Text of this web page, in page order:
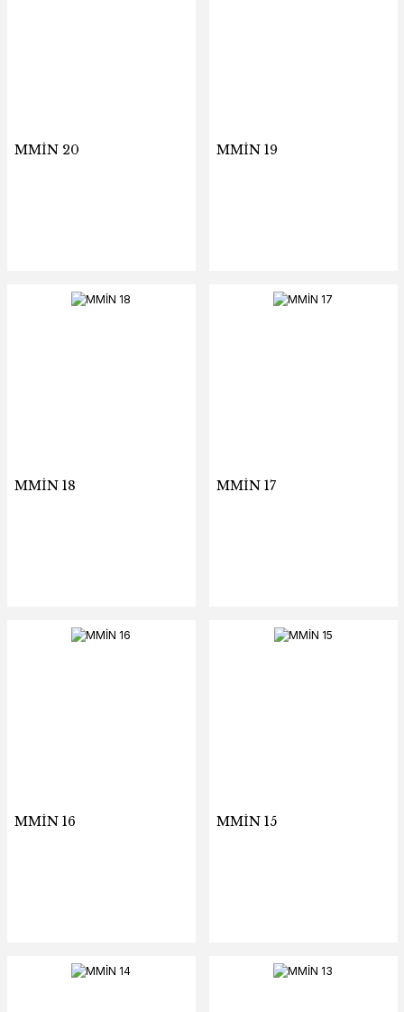
MMİN 20 MMİN 19
MMİN 18 MMİN 17
MMİN 16 MMİN 15